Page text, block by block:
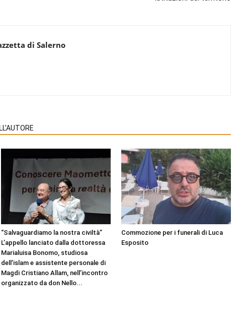
di Salerno
“Salvaguardiamo la nostra civiltà”
L’appello lanciato dalla dottoressa
Marialuisa Bonomo, studiosa
dell’islam e assistente personale di
Magdi Cristiano Allam, nell’incontro
organizzato da don Nello...
Commozione per i funerali di Luca
Esposito